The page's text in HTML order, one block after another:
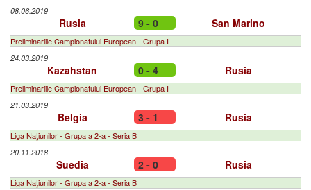
08.06.2019
Rusia 9 - 0 San Marino
Preliminariile Campionatului European - Grupa I
24.03.2019
Kazahstan 0 - 4 Rusia
Preliminariile Campionatului European - Grupa I
21.03.2019
Belgia 3 - 1 Rusia
Liga Naţiunilor - Grupa a 2-a - Seria B
20.11.2018
Suedia 2 - 0 Rusia
Liga Naţiunilor - Grupa a 2-a - Seria B